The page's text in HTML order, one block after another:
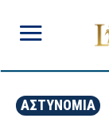
ΑΣΤΥΝΟΜΙΑ